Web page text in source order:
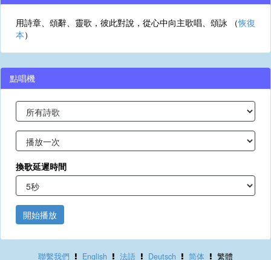
用詩章、頌辭、靈歌，彼此對說，從心中向主歌唱、頌詠 （恢復
本）
點唱機
換歌延遲時間
開始播放
聯繫我們 English 法語 Deutsch 简体 繁體